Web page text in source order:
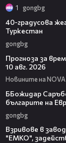
1 gongbg
40-градусова
Туркестан
gongbg
Прогноза за
10 авг. 2026
Новините на NOVA
ББожидар
българите на
gongbg
Взривове в
"ЕМКО",